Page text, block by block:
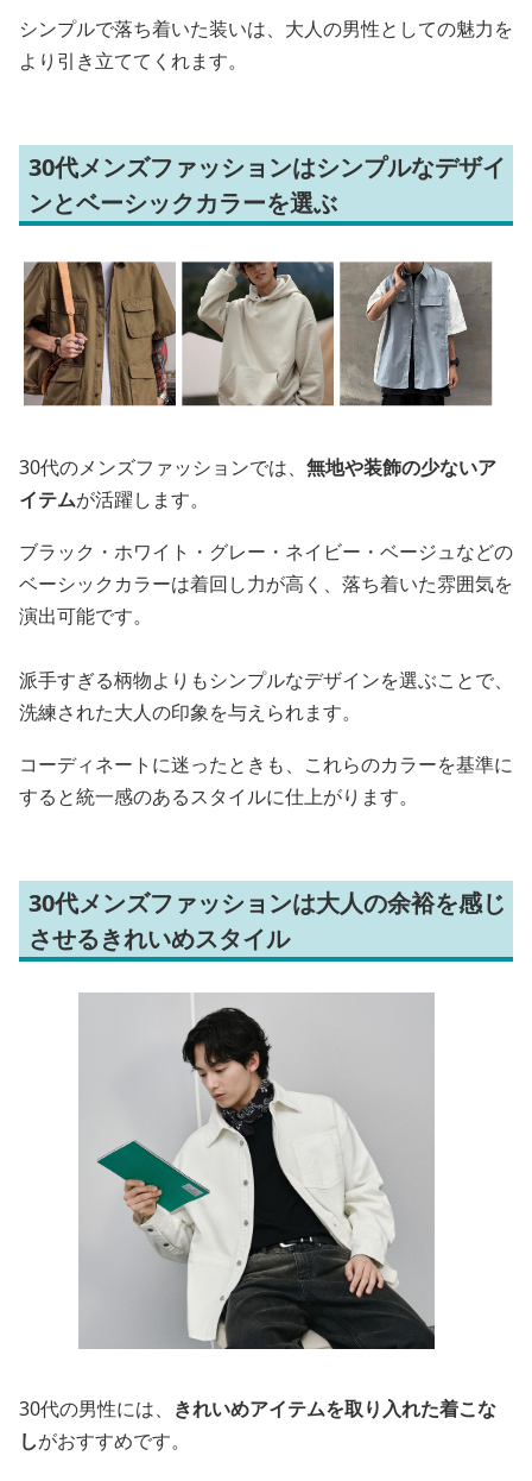
シンプルで落ち着いた装いは、大人の男性としての魅力を
より引き立ててくれます。
30代メンズファッションはシンプルなデザイ
ンとベーシックカラーを選ぶ
30代のメンズファッションでは、 無地や装飾の少ないア
イテムが活躍します。
ブラック・ホワイト・グレー・ネイビー・ベージュなどの
ベーシックカラーは着回し力が高く、落ち着いた雰囲気を
演出可能です。
派手すぎる柄物よりもシンプルなデザインを選ぶことで、
洗練された大人の印象を与えられます。
コーディネートに迷ったときも、これらのカラーを基準に
すると統一感のあるスタイルに仕上がります。
30代メンズファッションは大人の余裕を感じ
させるきれいめスタイル
30代の男性には、 きれいめアイテムを取り入れた着こな
しがおすすめです。